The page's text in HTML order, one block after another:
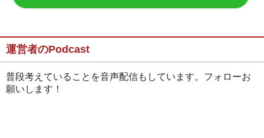
運営者のPodcast
普段考えていることを音声配信もしています。フォローお
願いします！